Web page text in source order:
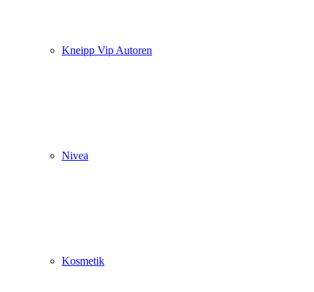
Kneipp Vip Autoren
Nivea
Kosmetik